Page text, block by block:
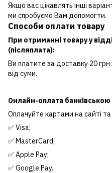
Якщо вас цікавлять інші
ми спробуємо Вам допомогти.
Способи оплати товару
При отриманні товару у
(післяплата):
Ви платите за доставку 20 грн
від суми.
Онлайн-оплата
Оплачуйте картами на сайті
✅ Visa;
✅ MasterCard;
✅ Apple Pay;
✅ Google Pay.